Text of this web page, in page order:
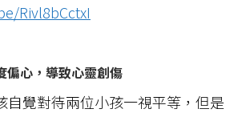
Rivl8bCctxI
偏心，導致心靈創傷
自覺對待兩位小孩一視平等，但是